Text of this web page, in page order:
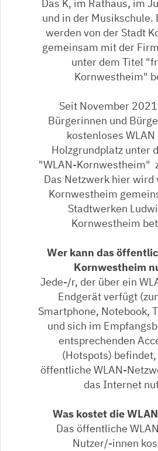
Das K, im Rathaus, im
und in der Musikschule.
werden von der Stadt
gemeinsam mit der
unter dem Titel
Kornwestheim"
Seit November
Bürgerinnen und
kostenloses
Holzgrundplatz unter
"WLAN-Kornwestheim"
Das Netzwerk hier wird
Kornwestheim
Stadtwerken
Kornwestheim
Wer kann das
Kornwestheim
Jede-/r, der über ein
Endgerät verfügt
Smartphone, Notebook,
und sich im
entsprechenden
(Hotspots) befindet,
öffentliche WLAN-
das Internet
Was kostet die
Das öffentliche
Nutzer/-innen